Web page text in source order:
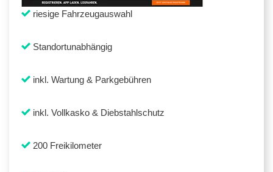
riesige Fahrzeugauswahl
Standortunabhängig
inkl. Wartung & Parkgebühren
inkl. Vollkasko & Diebstahlschutz
200 Freikilometer